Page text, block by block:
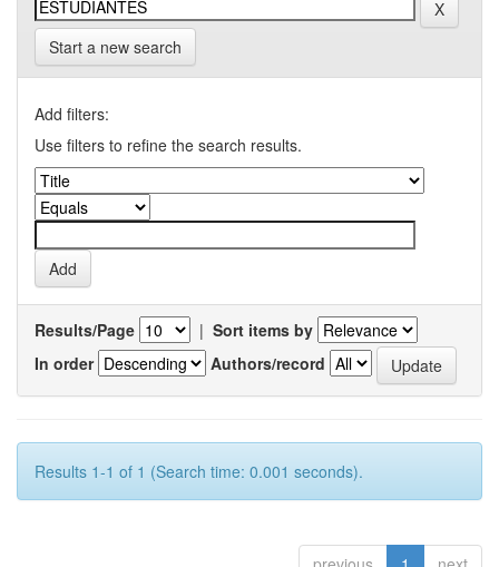
Start a new search
Add filters:
Use filters to refine the search results.
Results/Page | Sort items by
In order
Authors/record
Results 1-1 of 1 (Search time: 0.001 seconds).